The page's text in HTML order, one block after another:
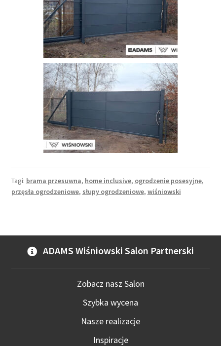
Tagi: brama przesuwna, home inclusive, ogrodzenie posesyjne,
przęsła ogrodzeniowe, słupy ogrodzeniowe, wiśniowski
ADAMS Wiśniowski Salon Partnerski
Zobacz nasz Salon
Szybka wycena
Nasze realizacje
Inspiracje